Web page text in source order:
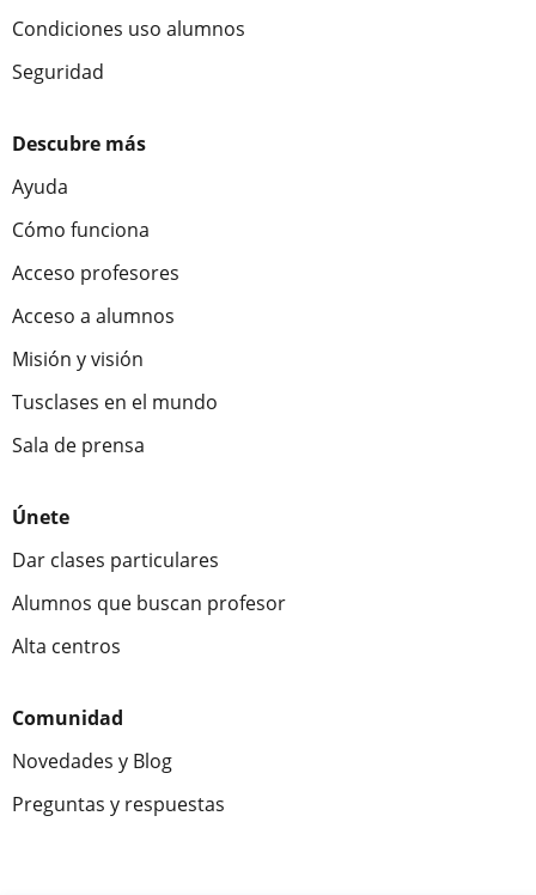
Condiciones uso alumnos
Seguridad
Descubre más
Ayuda
Cómo funciona
Acceso profesores
Acceso a alumnos
Misión y visión
Tusclases en el mundo
Sala de prensa
Únete
Dar clases particulares
Alumnos que buscan profesor
Alta centros
Comunidad
Novedades y Blog
Preguntas y respuestas